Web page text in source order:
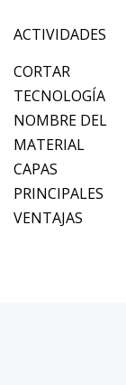
ACTIVIDADES
CORTAR
TECNOLOGÍA
NOMBRE DEL
MATERIAL
CAPAS
PRINCIPALES
VENTAJAS